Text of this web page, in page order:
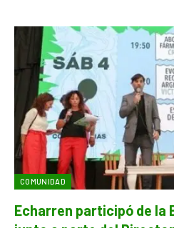
COMUNIDAD
Echarren participó de la